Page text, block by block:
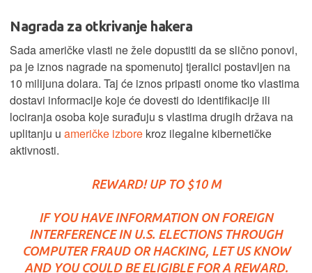
Nagrada za otkrivanje hakera
Sada američke vlasti ne žele dopustiti da se slično ponovi,
pa je iznos nagrade na spomenutoj tjeralici postavljen na
10 milijuna dolara. Taj će iznos pripasti onome tko vlastima
dostavi informacije koje će dovesti do identifikacije ili
lociranja osoba koje surađuju s vlastima drugih država na
uplitanju u američke izbore kroz ilegalne kibernetičke
aktivnosti.
REWARD! UP TO $10 M
IF YOU HAVE INFORMATION ON FOREIGN
INTERFERENCE IN U.S. ELECTIONS THROUGH
COMPUTER FRAUD OR HACKING, LET US KNOW
AND YOU COULD BE ELIGIBLE FOR A REWARD.